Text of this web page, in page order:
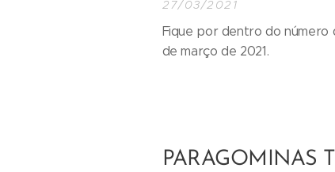
27/03/2021
Fique por dentro do número
de março de 2021.
PARAGOMINAS